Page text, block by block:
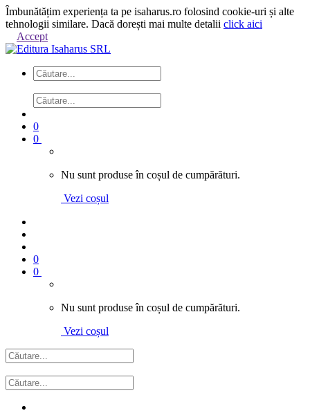
Îmbunătățim experiența ta pe isaharus.ro folosind cookie-uri și alte
tehnologii similare. Dacă dorești mai multe detalii click aici
Accept
0
0
Nu sunt produse în coșul de cumpărături.
Vezi coșul
0
0
Nu sunt produse în coșul de cumpărături.
Vezi coșul